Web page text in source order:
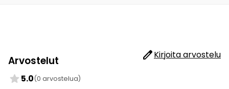
Arvostelut editKirjoita arvostelu
star 5.0(0 arvostelua)